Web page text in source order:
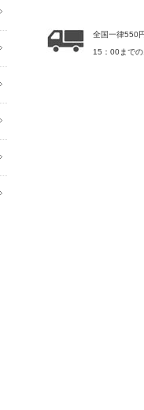
全国一律550
15：00までの